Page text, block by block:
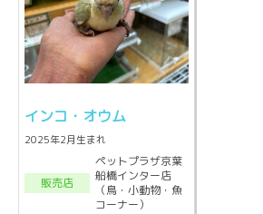
インコ・オウム
2025年2月生まれ
販売店
ペットプラザ京葉
船橋インター店
（鳥・小動物・魚
コーナー）